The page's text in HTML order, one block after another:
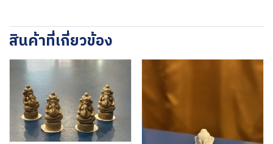
สินค้าที่เกี่ยวข้อง